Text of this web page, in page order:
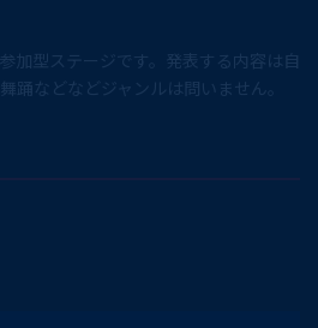
加型ステージです。発表する内容は自
踊などなどジャンルは問いません。